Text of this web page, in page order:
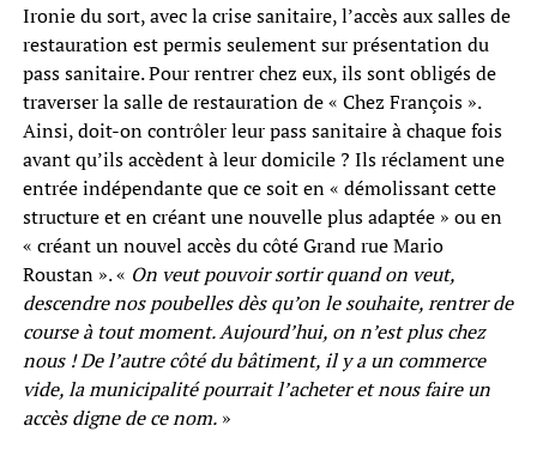
Ironie du sort, avec la crise sanitaire, l’accès aux salles de
restauration est permis seulement sur présentation du
pass sanitaire. Pour rentrer chez eux, ils sont obligés de
traverser la salle de restauration de « Chez François ».
Ainsi, doit-on contrôler leur pass sanitaire à chaque fois
avant qu’ils accèdent à leur domicile ? Ils réclament une
entrée indépendante que ce soit en « démolissant cette
structure et en créant une nouvelle plus adaptée » ou en
« créant un nouvel accès du côté Grand rue Mario
Roustan ». « On veut pouvoir sortir quand on veut,
descendre nos poubelles dès qu’on le souhaite, rentrer de
course à tout moment. Aujourd’hui, on n’est plus chez
nous ! De l’autre côté du bâtiment, il y a un commerce
vide, la municipalité pourrait l’acheter et nous faire un
accès digne de ce nom.»